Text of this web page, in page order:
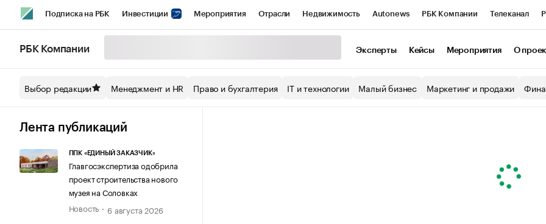
Подписка на РБК Инвестиции Мероприятия Отрасли Недвижимость Autonews РБК Компании Телеканал
Спецпроекты СПб Конференции СПб Спецпроекты Экономика Бизнес
Технологии и медиа
РБК Компании Эксперты Кейсы Мероприятия О
Выбор редакции Менеджмент и HR Право и бухгалтерия IT и технологии Малый бизнес Маркетинг и продажи
Лента публикаций
ППК «ЕДИНЫЙ ЗАКАЗЧИК»
Главгосэкспертиза одобрила
проект строительства нового
музея на Соловках
Новость
6 августа 2026